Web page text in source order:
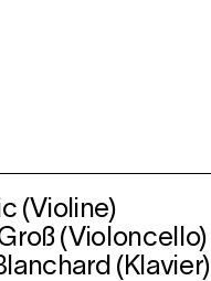
(Violine)
(Violoncello)
(Klavier)